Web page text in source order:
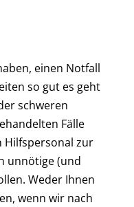
einen Notfall
so gut es geht
schweren
Fälle
Hilfspersonal zur
unnötige (und
Weder Ihnen
wenn wir nach